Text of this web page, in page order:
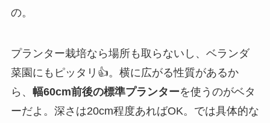
の。
プランター栽培なら場所も取らないし、ベランダ
菜園にもピッタリ👍。横に広がる性質があるか
ら、 幅60cm前後の標準プランターを使うのがベタ
ーだよ。深さは20cm程度あればOK。では具体的な